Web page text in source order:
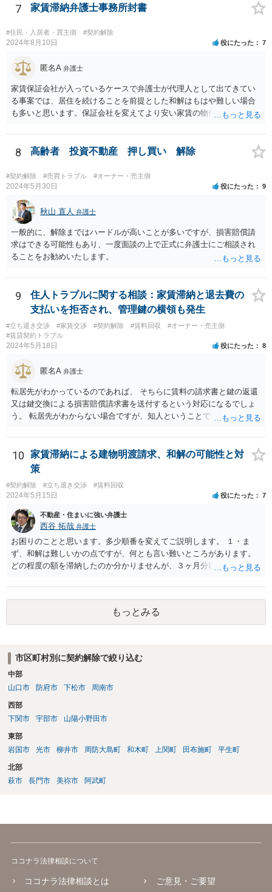
7 家賃滞納弁護士事務所封書
#住民・入居者・買主側 #契約解除
2024年8月10日 役にたった 7
匿名A 弁護士
家賃保証会社が入っているケースで弁護士が代理人として出てきてい
る事案では、居住を続けることを前提とした和解はもはや難しい場合
も多いと思います。保証会社を変えてより安い家賃の物件に転居する
8 高齢者 投資不動産 押し買い 解除
#契約解除 #売買トラブル #オーナー・売主側
2024年5月30日 役にたった 9
秋山 直人 弁護士
一般的に、解除まではハードルが高いことが多いですが、損害賠償請
求はできる可能性もあり、一度面談の上で正式に弁護士にご相談され
ることをお勧めいたします。
9
住人トラブルに関する相談：家賃滞納と退去費の
支払いを拒否され、管理鍵の横領も発生
#立ち退き交渉 #家賃交渉 #契約解除 #賃料回収
#オーナー・売主側
#賃貸契約トラブル
2024年5月18日 役にたった 8
匿名A 弁護士
転居先がわかっているのであれば、 そちらに賃料の請求書と鍵の返還
又は鍵交換による損害賠償請求書を送付するという対応になるでしょ
う。 転居先がわからない場合ですが、知人ということで、連絡がつく
で、適切な対応が望めない場合は、債権回収を弁護士に依頼すること
をご検討ください。
10
家賃滞納による建物明渡請求、和解の可能性と対
策
#契約解除 #立ち退き交渉 #賃料回収
2024年5月15日 役にたった 7
不動産・住まいに強い弁護士
西谷 拓哉 弁護士
お困りのことと思います。多少順番を変えてご説明します。 １・ま
ず、和解は難しいかの点ですが、何とも言い難いところがあります。
どの程度の額を滞納したのか分かりませんが、３ヶ月分以上滞納した
れたと評価され、来月払えるからと言って、大家があなたとの賃貸借
契約が解約できることに変わりなくなってしまうからです。 そのよう
な場合、相手が、「もう出て行って欲しい」と考えていれば、引き続
き居住する前提での和解は難しい可能性があります。 ２・弁護士が事
もそも賃料滞納状況によってはご希望に沿える活動を保障できず、 依
頼を受けられないかもしれないです。依頼を受けるにしても厳しめの
リスクを踏まえた上でのものとなる可能性があります。 定型的な事件
依頼となるかもわからず、着手金額もなんともいえないと思います。
複数事務所にあたり、着手金額を確認されるとよいと思います。 ３・
弁護士が依頼を受ければ代わりに裁判所とのやりとりを行うことが可
能です。双方に弁護士がついていればウェブ会議で裁判を実施する場
合もあるでしょう。 ただし、ご本人さんも同行してもらう必要が和解
協議の場合だとあると思います。
もっとみる
市区町村別に契約解除で絞り込む
中部
山口市
防府市 下松市 周南市
西部
下関市
宇部市 山陽小野田市
東部
岩国市
光市 柳井市 周防大島町 和木町 上関町 田布施町 平生町
北部
萩市
長門市 美祢市 阿武町
ココナラ法律相談について
ココナラ法律相談とは
ご意見・ご要望